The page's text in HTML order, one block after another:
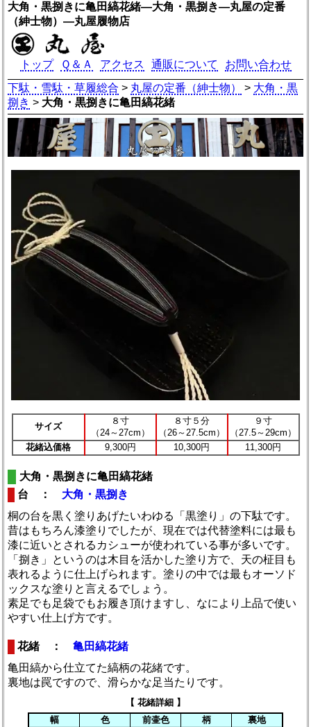
大角・黒捌きに亀田縞花緒―大角・黒捌き―丸屋の定番
（紳士物）―丸屋履物店
トップ Ｑ＆Ａ アクセス 通販について
お問い合わせ
下駄・雪駄・草履総合 > 丸屋の定番（紳士物） > 大角・黒
捌き > 大角・黒捌きに亀田縞花緒
サイズ
８寸
（24～27cm）
８寸５分
（26～27.5cm）
９寸
（27.5～29cm）
花緒込価格
9,300円 10,300円 11,300円
大角・黒捌きに亀田縞花緒
台 ： 大角・黒捌き
桐の台を黒く塗りあげたいわゆる「黒塗り」の下駄です。
昔はもちろん漆塗りでしたが、現在では代替塗料には最も
漆に近いとされるカシューが使われている事が多いです。
「捌き」というのは木目を活かした塗り方で、天の柾目も
表れるように仕上げられます。塗りの中では最もオーソド
ックスな塗りと言えるでしょう。
素足でも足袋でもお履き頂けますし、なにより上品で使い
やすい仕上げ方です。
花緒 ：亀田縞花緒
亀田縞から仕立てた縞柄の花緒です。
裏地は罠ですので、滑らかな足当たりです。
【 花緒詳細 】
幅
色 前壷色 柄
裏地